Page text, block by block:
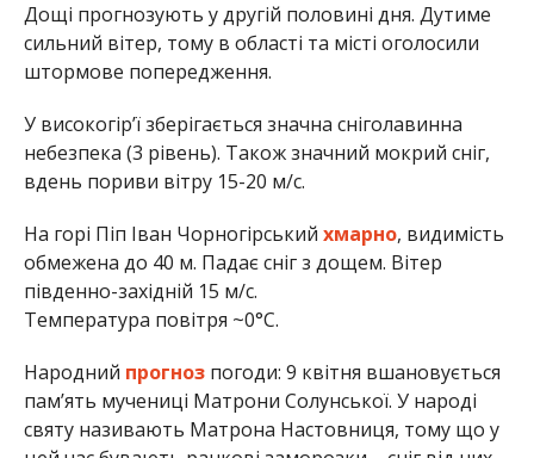
Дощі прогнозують у другій половині дня. Дутиме
сильний вітер, тому в області та місті оголосили
штормове попередження.
У високогір’ї зберігається значна сніголавинна
небезпека (3 рівень). Також значний мокрий сніг,
вдень пориви вітру 15-20 м/с.
На горі Піп Іван Чорногірський хмарно, видимість
обмежена до 40 м. Падає сніг з дощем. Вітер
південно-західній 15 м/с.
Температура повітря ~0°С.
Народний прогнозпогоди: 9 квітня вшановується
пам’ять мучениці Матрони Солунської. У народі
святу називають Матрона Настовниця, тому що у